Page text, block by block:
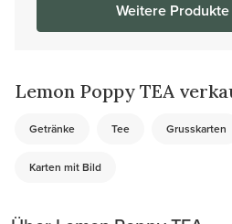
Weitere
Lemon Poppy TEA
Getränke Tee Grusskarten
Karten mit Bild